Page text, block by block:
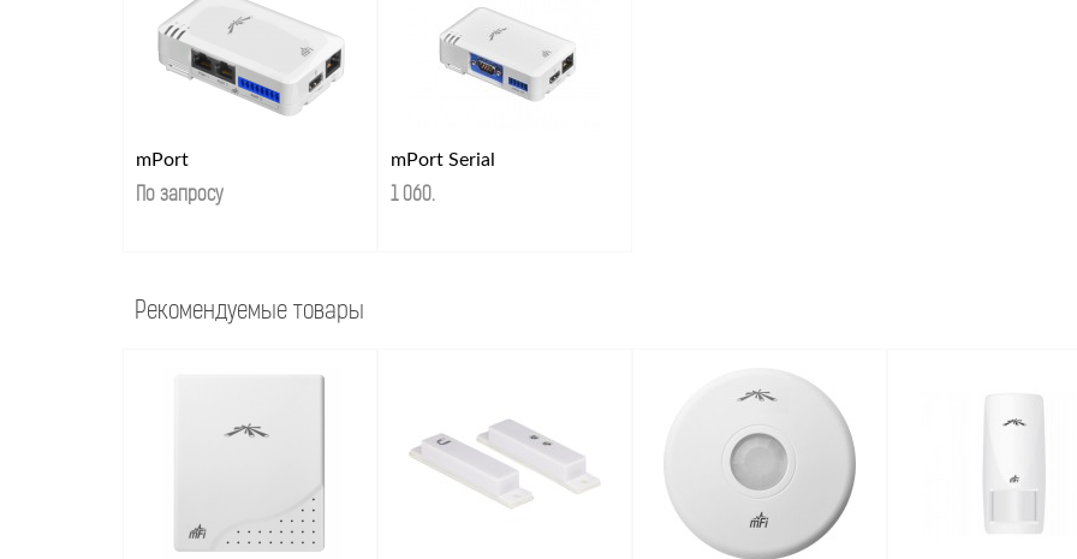
mPort
По запросу
mPort Serial
1 060.
Рекомендуемые товары